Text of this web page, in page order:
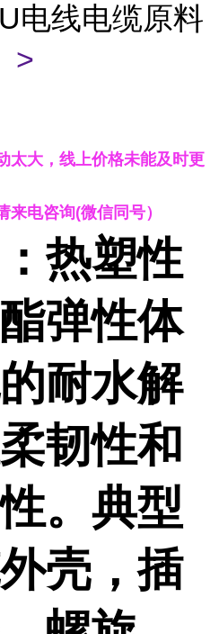
电线电缆原料
>
太大，线上价格未能及时更
来电咨询(微信同号）
热塑性
弹性体
耐水解
韧性和
。典型
壳，插